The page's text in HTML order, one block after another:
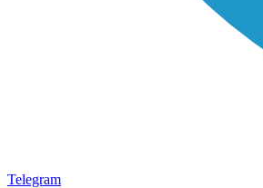
Telegram